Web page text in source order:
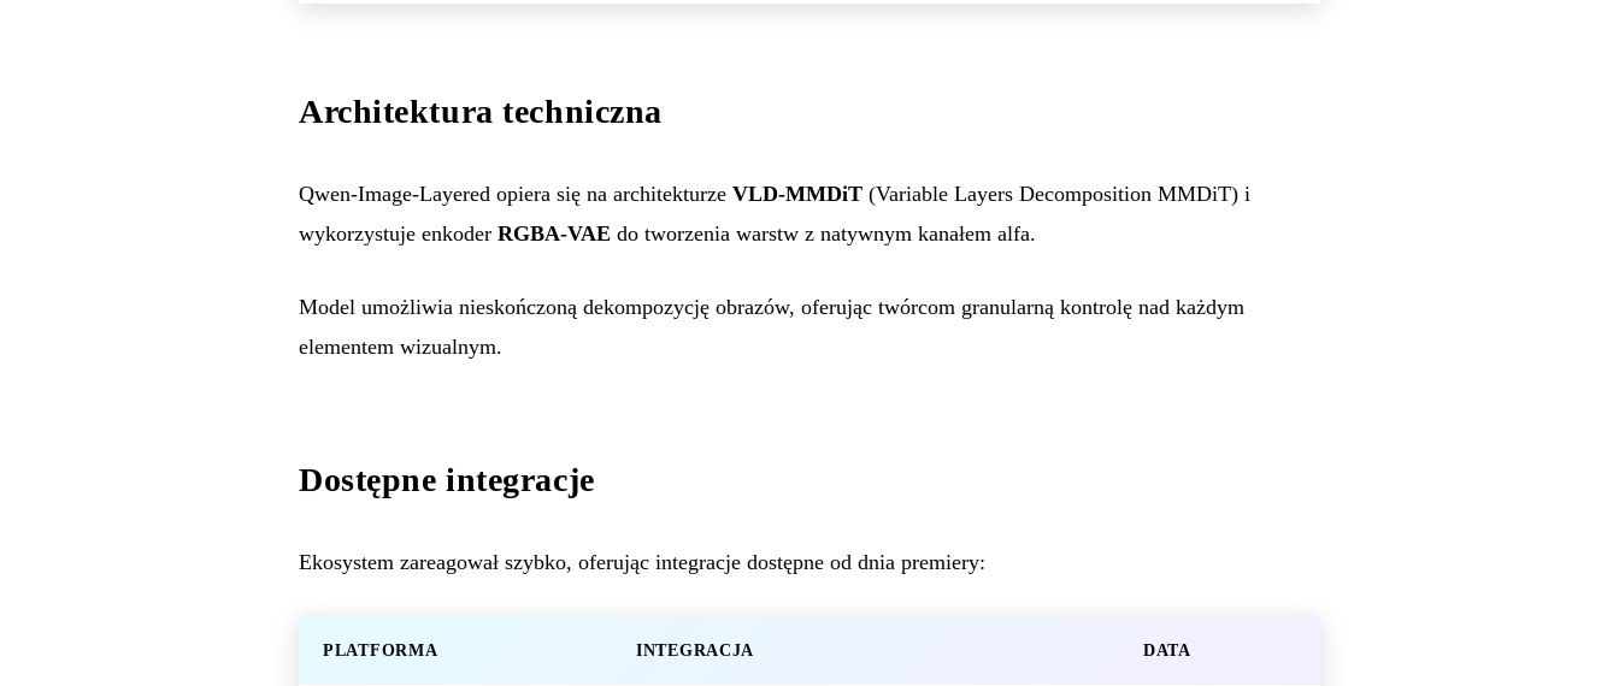
Architektura techniczna
Qwen-Image-Layered opiera się na architekturze VLD-MMDiT (Variable Layers Decomposition MMDiT) i
wykorzystuje enkoder RGBA-VAE do tworzenia warstw z natywnym kanałem alfa.
Model umożliwia nieskończoną dekompozycję obrazów, oferując twórcom granularną kontrolę nad każdym
elementem wizualnym.
Dostępne integracje
Ekosystem zareagował szybko, oferując integracje dostępne od dnia premiery:
PLATFORMA INTEGRACJA DATA